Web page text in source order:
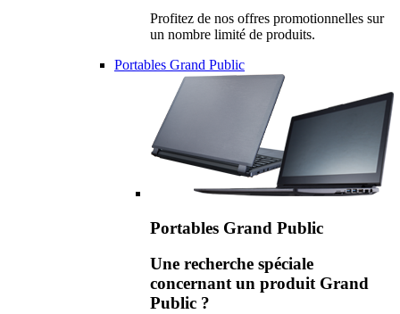
Profitez de nos offres promotionnelles sur
un nombre limité de produits.
Portables Grand Public
Portables Grand Public
Une recherche spéciale
concernant un produit Grand
Public ?